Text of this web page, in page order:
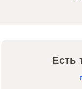
Есть